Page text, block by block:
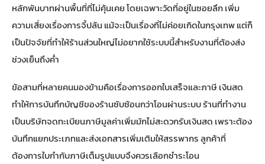
หลักพันบาทผ่านพื้นที่ที่ไม่คุ้นเคย โดยเฉพาะวัดที่อยู่ในซอยลึก เพิ่ม
ความเสี่ยงเรื่องการจี้ปล้น แม้จะเป็นเรื่องที่ไม่ค่อยเกิดในกรุงเทพ แต่ก็
เป็นปัจจัยที่ทำให้ร้านส่วนใหญ่ไม่อยากใช้ระบบนี้สำหรับงานที่ต้องส่ง
ช่วงเย็นถึงค่ำ
ข้อสามที่หลายคนมองข้ามคือเรื่องการออกใบเสร็จและภาษี เงินสด
ทำให้การบันทึกบัญชีของร้านซับซ้อนกว่าโอนผ่านระบบ ร้านที่ทำงาน
เป็นบริษัทจดทะเบียนภาษีมูลค่าเพิ่มมักไม่สะดวกรับเงินสด เพราะต้อง
บันทึกแยกประเภทและส่งเอกสารเพิ่มเติมให้สรรพากร ลูกค้าที่
ต้องการใบกำกับภาษีเต็มรูปแบบจึงควรเลือกชำระโอน